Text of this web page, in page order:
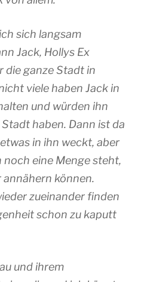
sich langsam
Jack, Hollys Ex
die ganze Stadt in
viele haben Jack in
und würden ihn
haben. Dann ist da
in ihn weckt, aber
noch eine Menge steht,
annähern können.
zueinander finden
schon zu kaputt
und ihrem